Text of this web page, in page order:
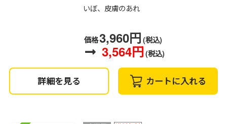
いぼ、皮膚のあれ
価格3,960円 (税込)
3,564円 (税込)
詳細を見る カートに入れる